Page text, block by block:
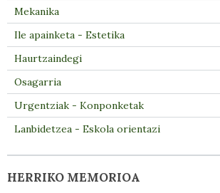
Mekanika
Ile apainketa - Estetika
Haurtzaindegi
Osagarria
Urgentziak - Konponketak
Lanbidetzea - Eskola orientazi
HERRIKO MEMORIOA